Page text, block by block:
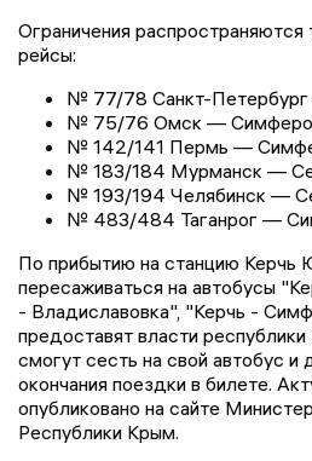
Ограничения распространяются
рейсы:
№ 77/78 Санкт-
№ 75/76 Омск —
№ 142/141 Пермь —
№ 183/184 Мурманск —
№ 193/194 Челябинск —
№ 483/484 Таганрог —
По прибытию на станцию Керчь
пересаживаться на автобусы
- Владиславовка", "Керчь -
предоставят власти
смогут сесть на свой автобус и
окончания поездки в билете.
опубликовано на сайте
Республики Крым.